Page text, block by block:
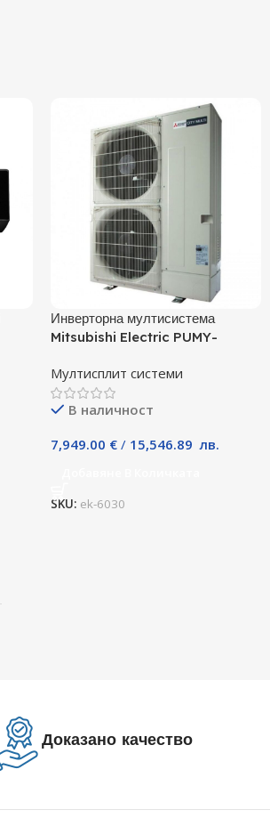
Инверторна мултисистема
Mitsubishi Electric PUMY-
Мултисплит системи
В наличност
7,949.00 € / 15,546.89 лв.
SKU: ek-6030
Доказано качество